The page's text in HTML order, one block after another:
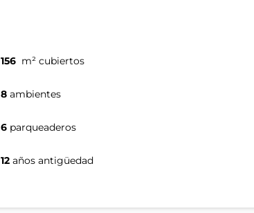
156 m² cubiertos
8 ambientes
6 parqueaderos
12 años antigüedad